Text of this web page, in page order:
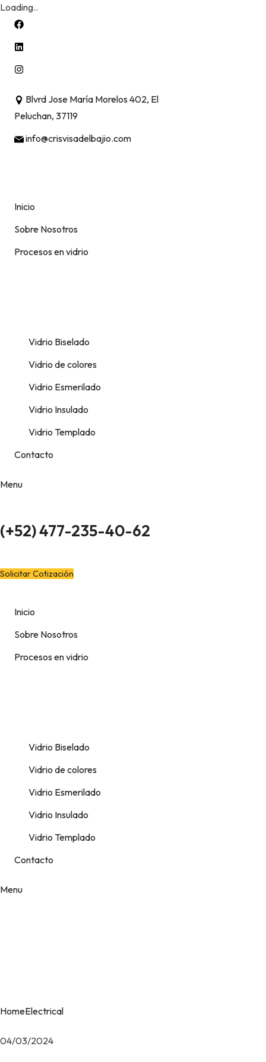
Loading..
Skip
content
Blvrd Jose María Morelos 402, El
Peluchan, 37119
info@crisvisadelbajio.com
Inicio
Sobre Nosotros
Procesos en vidrio
Vidrio Biselado
Vidrio de colores
Vidrio Esmerilado
Vidrio Insulado
Vidrio Templado
Contacto
Menu
(+52) 477-235-40-62
Solicitar Cotización
Inicio
Sobre Nosotros
Procesos en vidrio
Vidrio Biselado
Vidrio de colores
Vidrio Esmerilado
Vidrio Insulado
Vidrio Templado
Contacto
Menu
HomeElectrical
04/03/2024